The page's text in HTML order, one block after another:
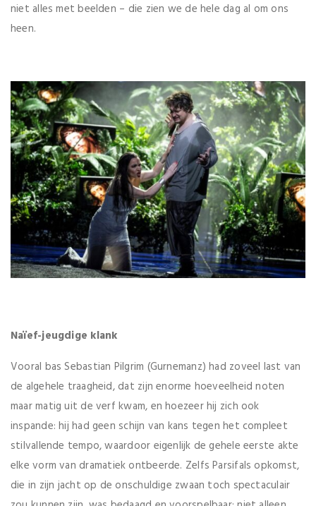
niet alles met beelden – die zien we de hele dag al om ons
heen.
Naïef-jeugdige klank
Vooral bas Sebastian Pilgrim (Gurnemanz) had zoveel last van
de algehele traagheid, dat zijn enorme hoeveelheid noten
maar matig uit de verf kwam, en hoezeer hij zich ook
inspande: hij had geen schijn van kans tegen het compleet
stilvallende tempo, waardoor eigenlijk de gehele eerste akte
elke vorm van dramatiek ontbeerde. Zelfs Parsifals opkomst,
die in zijn jacht op de onschuldige zwaan toch spectaculair